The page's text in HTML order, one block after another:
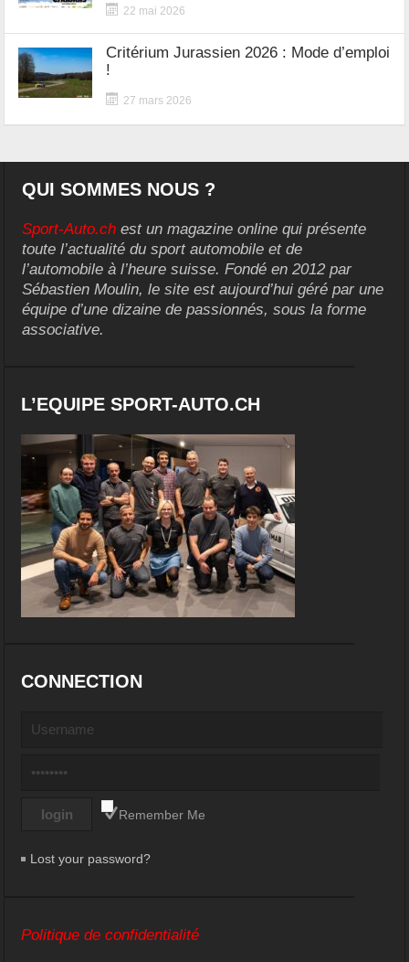
22 mai 2026
Critérium Jurassien 2026 : Mode d’emploi
!
27 mars 2026
QUI SOMMES NOUS ?
Sport-Auto.ch est un magazine online qui présente
toute l’actualité du sport automobile et de
l’automobile à l’heure suisse. Fondé en 2012 par
Sébastien Moulin, le site est aujourd’hui géré par une
équipe d’une dizaine de passionnés, sous la forme
associative.
L’EQUIPE SPORT-AUTO.CH
CONNECTION
Remember Me
Lost your password?
Politique de confidentialité